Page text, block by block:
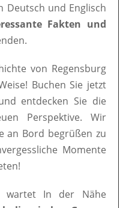
Deutsch und Englisch
Fakten und
von Regensburg
Buchen Sie jetzt
entdecken Sie die
Perspektive. Wir
an Bord begrüßen zu
Momente
wartet In der Nähe